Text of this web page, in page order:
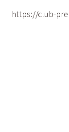
https://club-